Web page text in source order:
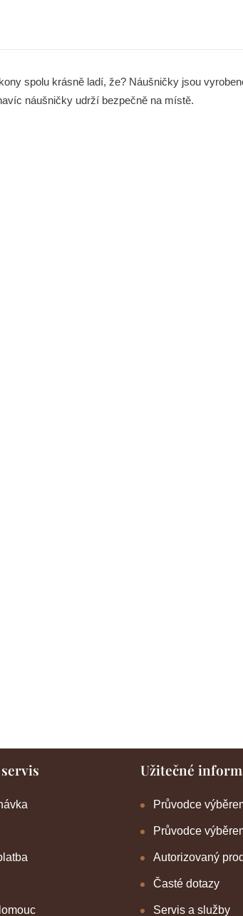
spolu krásně ladí, že? Náušničky jsou
náušničky udrží bezpečně na místě.
Užitečné
Průvodce
Průvodce
Autorizovaný
Časté dotazy
Servis a služby